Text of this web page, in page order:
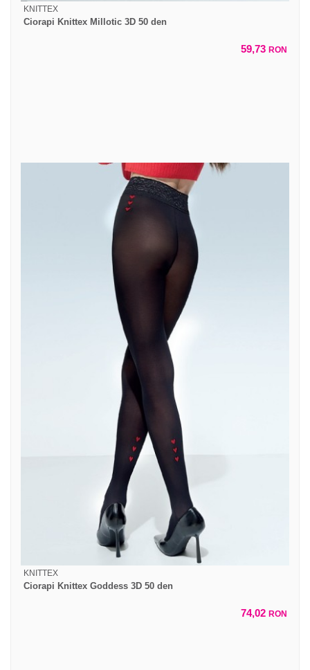
KNITTEX
Ciorapi Knittex Millotic 3D 50 den
59,73 RON
KNITTEX
Ciorapi Knittex Goddess 3D 50 den
74,02 RON